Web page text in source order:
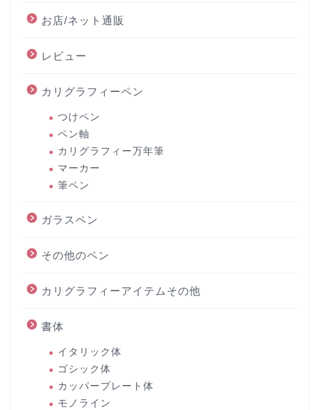
お店/ネット通販
レビュー
カリグラフィーペン
つけペン
ペン軸
カリグラフィー万年筆
マーカー
筆ペン
ガラスペン
その他のペン
カリグラフィーアイテムその他
書体
イタリック体
ゴシック体
カッパープレート体
モノライン